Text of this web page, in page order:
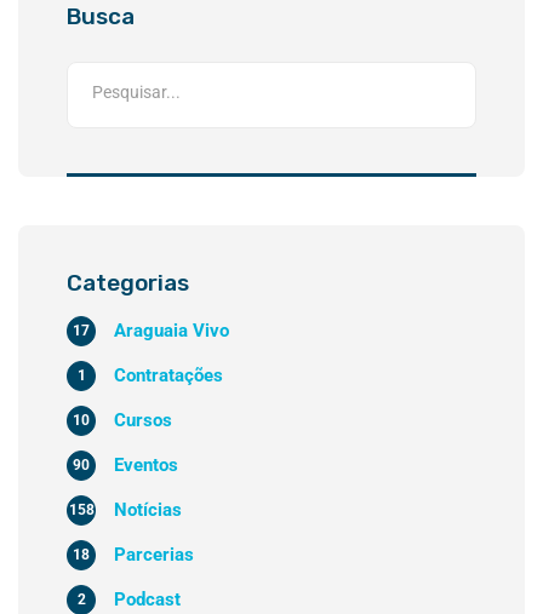
Busca
Categorias
Araguaia Vivo
17
Contratações
1
Cursos
10
Eventos
90
Notícias
158
Parcerias
18
Podcast
2